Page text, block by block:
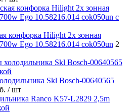
конфорка Hilight 2х зонная
Ego 10.58216.014 cok050un 2
Skl Bosch-00640565
/ шт